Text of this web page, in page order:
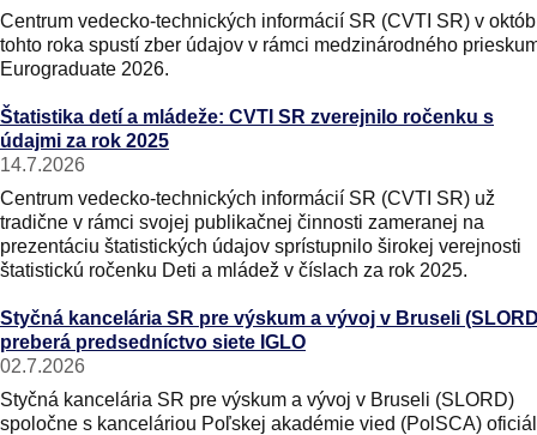
Centrum vedecko-technických informácií SR (CVTI SR) v
tohto roka spustí zber údajov v rámci medzinárodného
Eurograduate 2026.
Štatistika detí a mládeže: CVTI SR zverejnilo ročenku s
údajmi za rok 2025
14.7.2026
Centrum vedecko-technických informácií SR (CVTI SR) už
tradične v rámci svojej publikačnej činnosti zameranej na
prezentáciu štatistických údajov sprístupnilo širokej verejnosti
štatistickú ročenku Deti a mládež v číslach za rok 2025.
Styčná kancelária SR pre výskum a vývoj v Bruseli
preberá predsedníctvo siete IGLO
02.7.2026
Styčná kancelária SR pre výskum a vývoj v Bruseli (SLORD)
spoločne s kanceláriou Poľskej akadémie vied (PolSCA)